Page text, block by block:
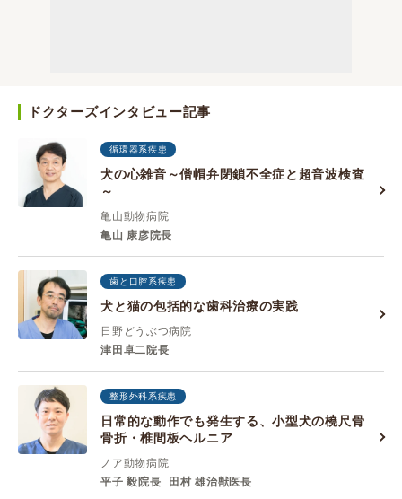
ドクターズインタビュー記事
循環器系疾患
犬の心雑音～僧帽弁閉鎖不全症と超音波検査
～
亀山動物病院
亀山 康彦院長
歯と口腔系疾患
犬と猫の包括的な歯科治療の実践
日野どうぶつ病院
津田卓二院長
整形外科系疾患
日常的な動作でも発生する、小型犬の橈尺骨
骨折・椎間板ヘルニア
ノア動物病院
平子 毅院長
田村 雄治獣医長